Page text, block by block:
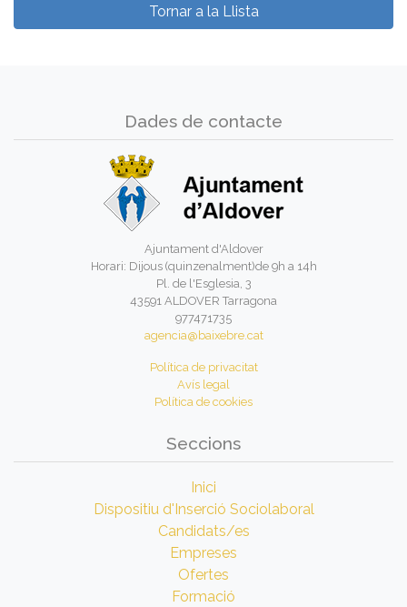
Tornar a la Llista
Dades de contacte
Ajuntament d'Aldover
Horari: Dijous (quinzenalment)de 9h a 14h
Pl. de l'Esglesia, 3
43591 ALDOVER Tarragona
977471735
agencia@baixebre.cat
Política de privacitat
Avís legal
Política de cookies
Seccions
Inici
Dispositiu d'Inserció Sociolaboral
Candidats/es
Empreses
Ofertes
Formació